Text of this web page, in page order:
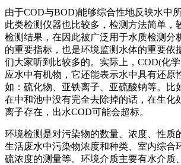
由于COD与BOD)能够综合性地反映水中
此类检测仪器也比较多，检测方法简单，
检测结果，在因此被广泛用于水质检测分
的重要指标，也是环境监测水体的重要依
们大家听到比较多的。实际上，COD(化
应水中有机物，它还能表示水中具有还原
如：硫化物、亚铁离子、亚硫酸钠等。比
在中和池中没有完全去除掉的话，在生化
离子存在，出水COD可能会超标。
环境检测是对污染物的数量、浓度、性质
生活废水中污染物浓度和种类、室内综合
硫浓度的测量等。环境介质主要有水介质